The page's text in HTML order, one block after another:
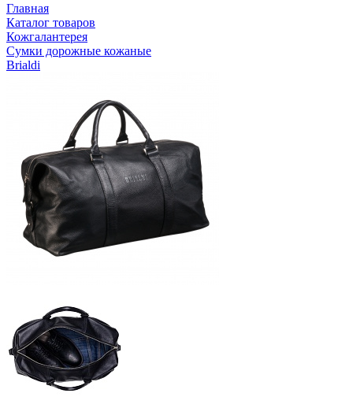
Главная
Каталог товаров
Кожгалантерея
Сумки дорожные кожаные
Brialdi